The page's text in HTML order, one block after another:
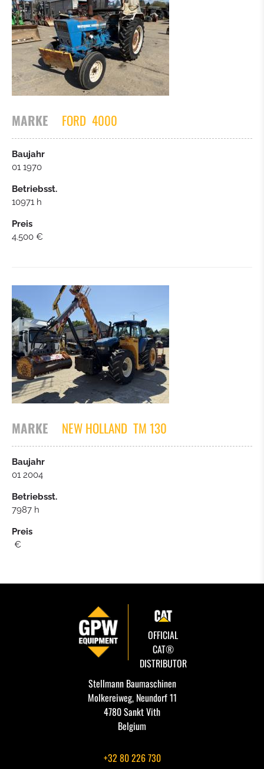
MARKE FORD 4000
Baujahr
01 1970
Betriebsst.
10971 h
Preis
4.500 €
MARKE NEW HOLLAND TM 130
Baujahr
01 2004
Betriebsst.
7987 h
Preis
€
OFFICIAL
CAT®
DISTRIBUTOR
Stellmann Baumaschinen
Molkereiweg, Neundorf 11
4780 Sankt Vith
Belgium
+32 80 226 730